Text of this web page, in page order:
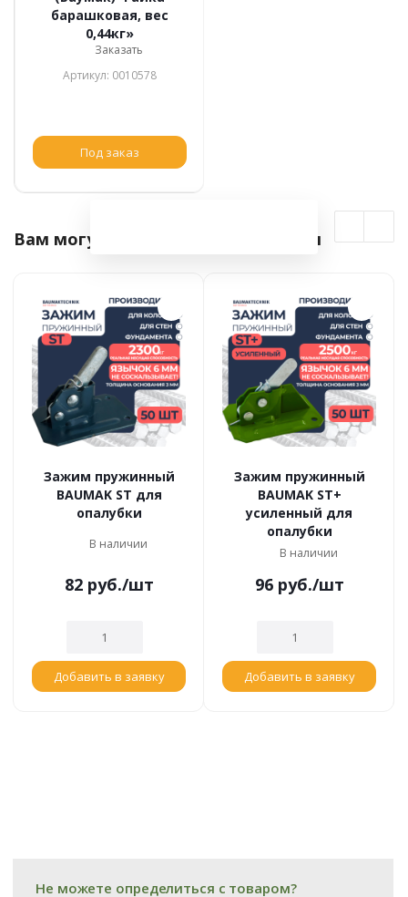
барашковая, вес
0,44кг»
Заказать
Артикул: 0010578
Под заказ
Вам могут быть интересны товары
Зажим пружинный
BAUMAK ST для
опалубки
В наличии
82руб./шт
Добавить в заявку
Зажим пружинный
BAUMAK ST+
усиленный для
опалубки
В наличии
96руб./шт
Добавить в заявку
Не можете определиться с товаром?